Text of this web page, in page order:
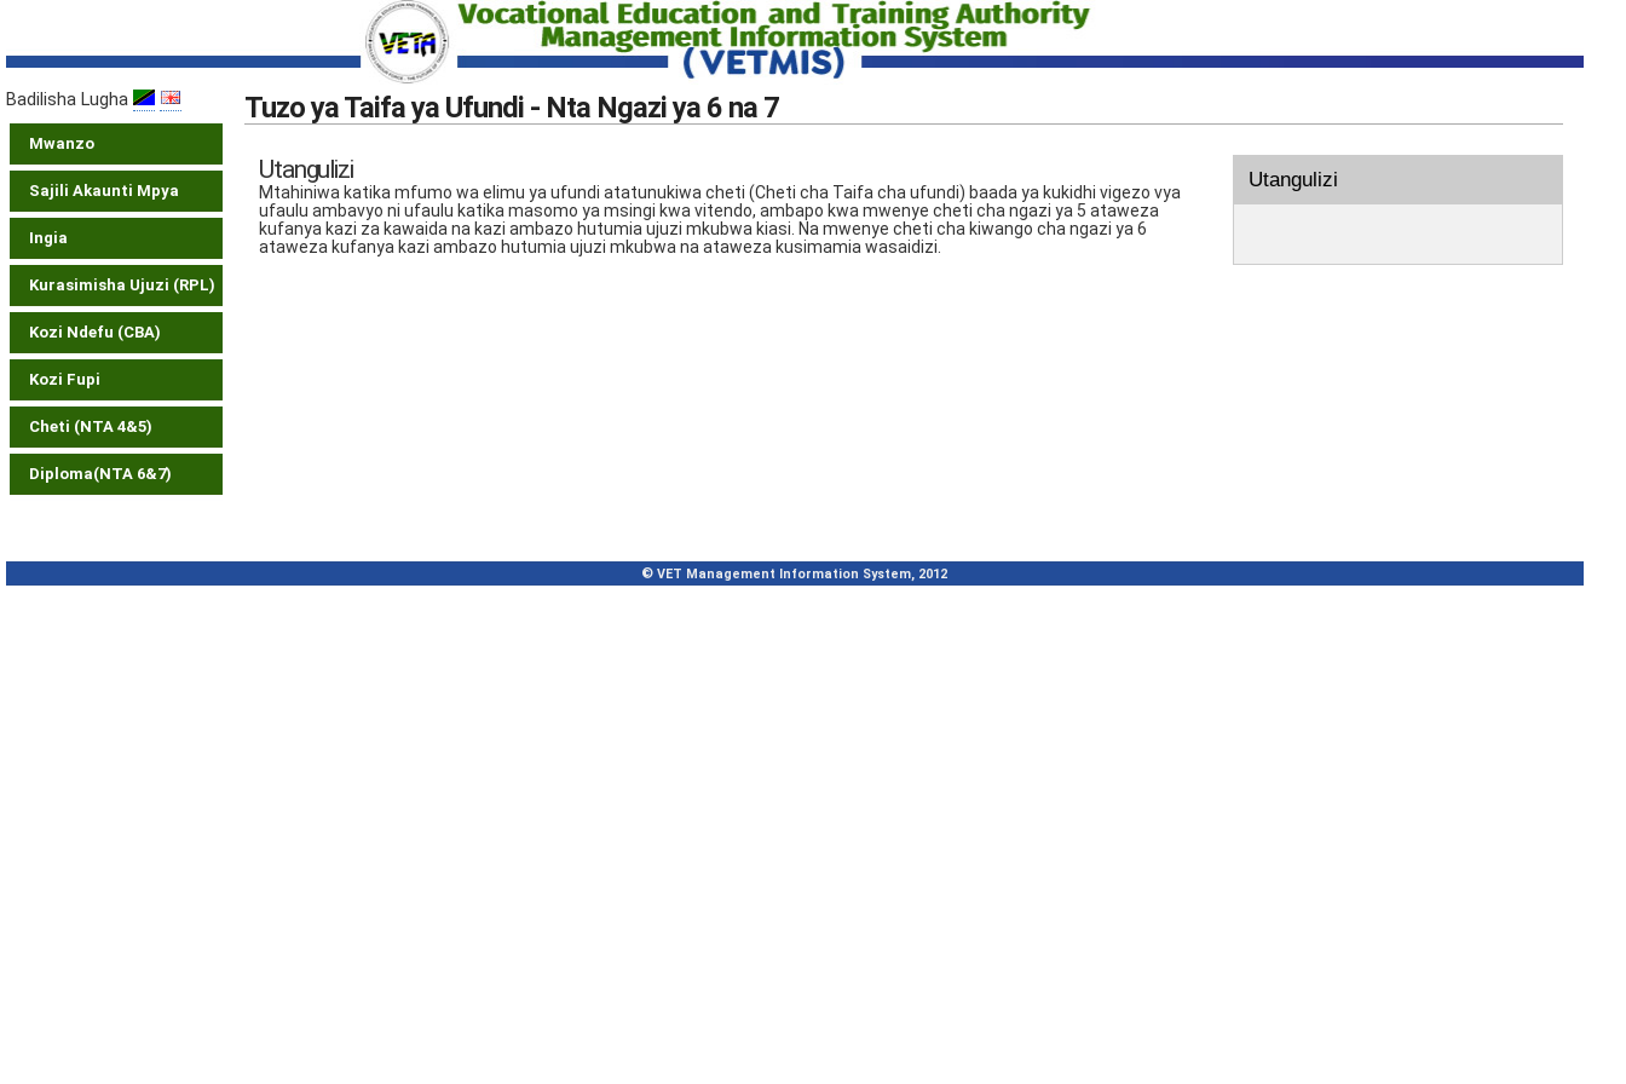
Badilisha Lugha
Mwanzo
Sajili Akaunti Mpya
Ingia
Kurasimisha Ujuzi (RPL)
Kozi Ndefu (CBA)
Kozi Fupi
Cheti (NTA 4&5)
Diploma(NTA 6&7)
Tuzo ya Taifa ya Ufundi - Nta Ngazi ya 6 na 7
Utangulizi
Mtahiniwa katika mfumo wa elimu ya ufundi atatunukiwa cheti (Cheti cha Taifa cha ufundi) baada ya kukidhi vigezo vya
ufaulu ambavyo ni ufaulu katika masomo ya msingi kwa vitendo, ambapo kwa mwenye cheti cha ngazi ya 5 ataweza
kufanya kazi za kawaida na kazi ambazo hutumia ujuzi mkubwa kiasi. Na mwenye cheti cha kiwango cha ngazi ya 6
ataweza kufanya kazi ambazo hutumia ujuzi mkubwa na ataweza kusimamia wasaidizi.
Utangulizi
© VET Management Information System, 2012